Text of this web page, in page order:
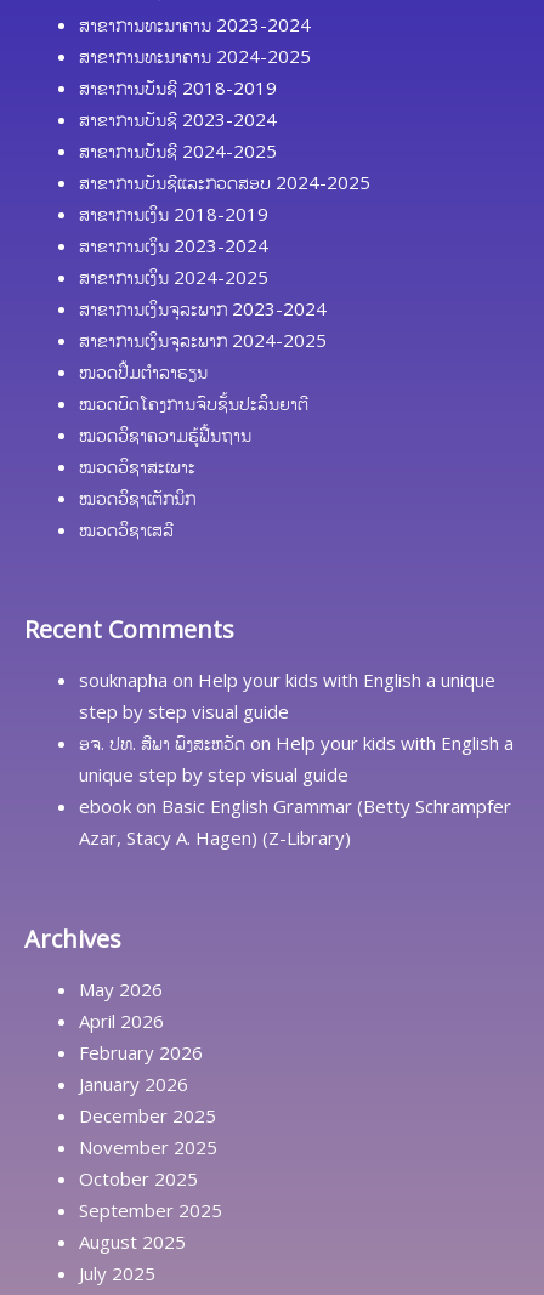
ສາຂາການທະນາຄານ 2023-2024
ສາຂາການທະນາຄານ 2024-2025
ສາຂາການບັນຊີ 2018-2019
ສາຂາການບັນຊີ 2023-2024
ສາຂາການບັນຊີ 2024-2025
ສາຂາການບັນຊີແລະກວດສອບ 2024-2025
ສາຂາການເງິນ 2018-2019
ສາຂາການເງິນ 2023-2024
ສາຂາການເງິນ 2024-2025
ສາຂາການເງິນຈຸລະພາກ 2023-2024
ສາຂາການເງິນຈຸລະພາກ 2024-2025
ໜວດປຶ້ມຕຳລາຮຽນ
ໝວດບົດໂຄງການຈົບຊັ້ນປະລິນຍາຕີ
ໝວດວິຊາຄວາມຮູ້ຟື້ນຖານ
ໝວດວິຊາສະເພາະ
ໝວດວິຊາເຕັກນິກ
ໝວດວິຊາເສລີ
Recent Comments
souknapha on Help your kids with English a unique
step by step visual guide
ອຈ. ປທ. ສີພາ ພົງສະຫວັດ on Help your kids with English a
unique step by step visual guide
ebook on Basic English Grammar (Betty Schrampfer
Azar, Stacy A. Hagen) (Z-Library)
Archives
May 2026
April 2026
February 2026
January 2026
December 2025
November 2025
October 2025
September 2025
August 2025
July 2025